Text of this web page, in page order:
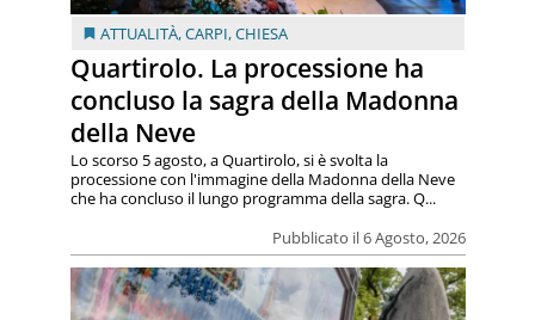
ATTUALITÀ,CARPI,CHIESA
Quartirolo. La processione ha
concluso la sagra della Madonna
della Neve
Pubblicato il 6 Agosto, 2026
Lo scorso 5 agosto, a Quartirolo, si è svolta la
processione con l'immagine della Madonna della Neve
che ha concluso il lungo programma della sagra. Q...